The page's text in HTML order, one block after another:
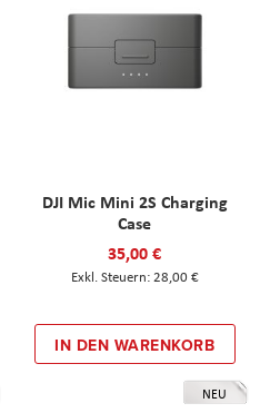
DJI Mic Mini 2S Charging
Case
35,00 €
28,00 €
IN DEN WARENKORB
NEU